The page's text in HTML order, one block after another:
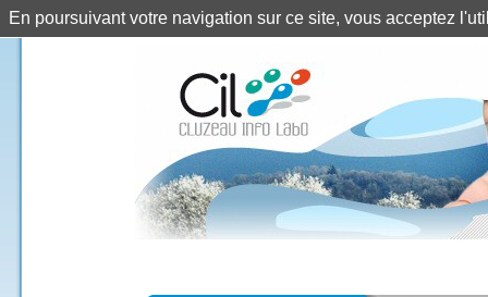
En poursuivant votre navigation sur ce site, vous acceptez